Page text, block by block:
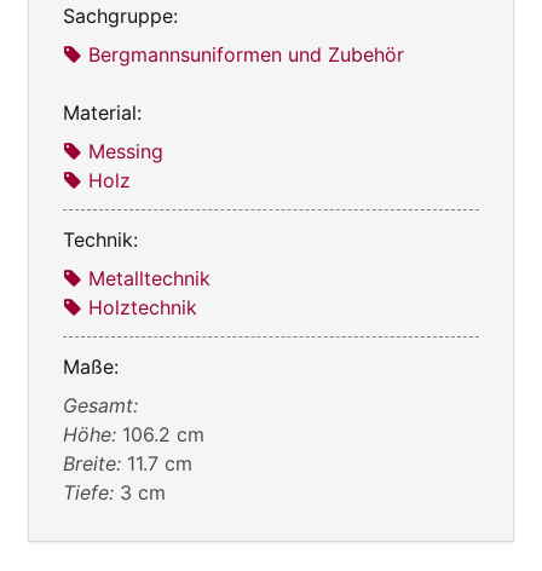
Sachgruppe:
Bergmannsuniformen und Zubehör
Material:
Messing
Holz
Technik:
Metalltechnik
Holztechnik
Maße:
Gesamt:
Höhe: 106.2 cm
Breite: 11.7 cm
Tiefe: 3 cm